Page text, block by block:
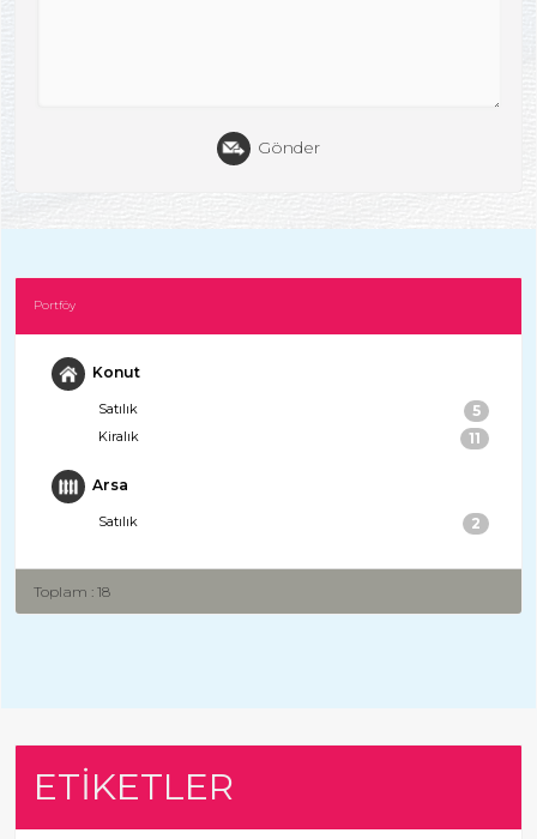
Gönder
Portföy
Konut
Satılık 5
Kiralık 11
Arsa
Satılık 2
Toplam : 18
ETİKETLER